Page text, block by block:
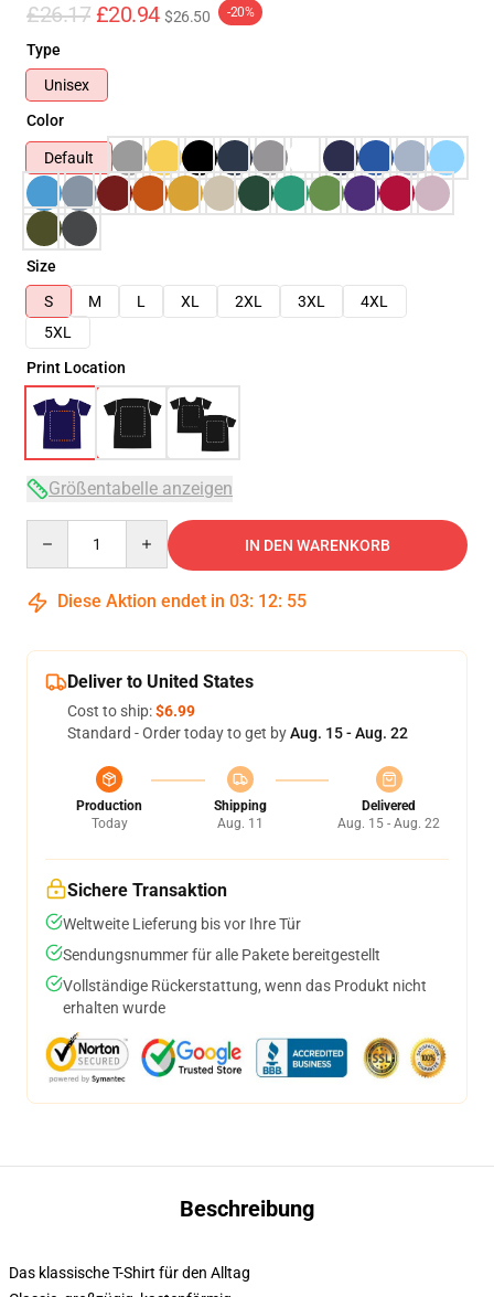
£26.17 £20.94 $26.50 -20%
Type
Unisex
Color
Default
Size
S
M L XL 2XL 3XL
4XL
5XL
Print Location
Größentabelle anzeigen
IN DEN WARENKORB
Diese Aktion endet in 03: 12: 54
Deliver to United States
Cost to ship:$6.99
Standard - Order today to get byAug. 15 - Aug. 22
Production
Today
Shipping
Aug. 11
Delivered
Aug. 15 - Aug. 22
Sichere Transaktion
Weltweite Lieferung bis vor Ihre Tür
Sendungsnummer für alle Pakete bereitgestellt
Vollständige Rückerstattung, wenn das Produkt nicht
erhalten wurde
Beschreibung
Das klassische T-Shirt für den Alltag